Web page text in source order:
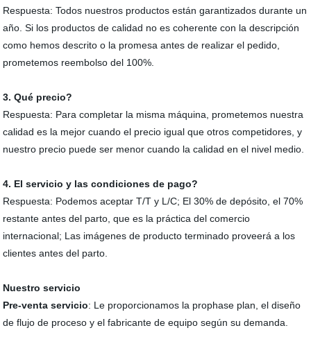
Respuesta: Todos nuestros productos están garantizados durante un
año. Si los productos de calidad no es coherente con la descripción
como hemos descrito o la promesa antes de realizar el pedido,
prometemos reembolso del 100%.
3. Qué precio?
Respuesta: Para completar la misma máquina, prometemos nuestra
calidad es la mejor cuando el precio igual que otros competidores, y
nuestro precio puede ser menor cuando la calidad en el nivel medio.
4. El servicio y las condiciones de pago?
Respuesta: Podemos aceptar T/T y L/C; El 30% de depósito, el 70%
restante antes del parto, que es la práctica del comercio
internacional; Las imágenes de producto terminado proveerá a los
clientes antes del parto.
Nuestro servicio
Pre-venta servicio: Le proporcionamos la prophase plan, el diseño
de flujo de proceso y el fabricante de equipo según su demanda.